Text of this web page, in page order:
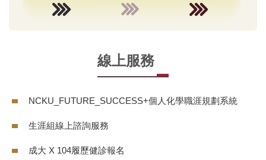
線上服務
NCKU_FUTURE_SUCCESS+個人化學職涯規劃系統
生涯組線上諮詢服務
成大 X 104履歷健診報名